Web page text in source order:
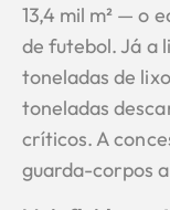
13,4 mil m² — o
de futebol. Já a
toneladas de
toneladas
críticos. A
guarda-corpos